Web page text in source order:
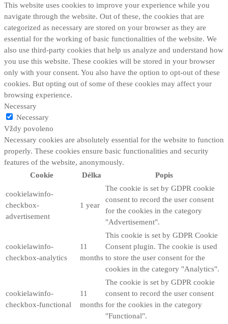
This website uses cookies to improve your experience while you
navigate through the website. Out of these, the cookies that are
categorized as necessary are stored on your browser as they are
essential for the working of basic functionalities of the website. We
also use third-party cookies that help us analyze and understand how
you use this website. These cookies will be stored in your browser
only with your consent. You also have the option to opt-out of these
cookies. But opting out of some of these cookies may affect your
browsing experience.
Necessary
Necessary
Vždy povoleno
Necessary cookies are absolutely essential for the website to function
properly. These cookies ensure basic functionalities and security
features of the website, anonymously.
Cookie
Délka Popis
cookielawinfo-
checkbox-
advertisement
1 year
The cookie is set by GDPR cookie
consent to record the user consent
for the cookies in the category
"Advertisement".
cookielawinfo-
checkbox-analytics
11
months
This cookie is set by GDPR Cookie
Consent plugin. The cookie is used
to store the user consent for the
cookies in the category "Analytics".
cookielawinfo-
checkbox-functional
11
months
The cookie is set by GDPR cookie
consent to record the user consent
for the cookies in the category
"Functional".